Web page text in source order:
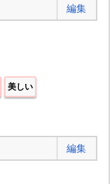
編集
美しい
編集